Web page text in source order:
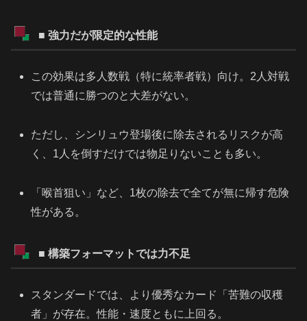
■ 強力だが限定的な性能
この効果は多人数戦（特に統率者戦）向け。2人対戦
では普通に勝つのと大差がない。
ただし、シンリュウ登場後に除去されるリスクが高
く、1人を倒すだけでは物足りないことも多い。
「喉首狙い」など、1枚の除去で全てが無に帰す危険
性がある。
■ 構築フォーマットでは力不足
スタンダードでは、より優秀なカード「苦難の収穫
者」が存在。性能・速度ともに上回る。